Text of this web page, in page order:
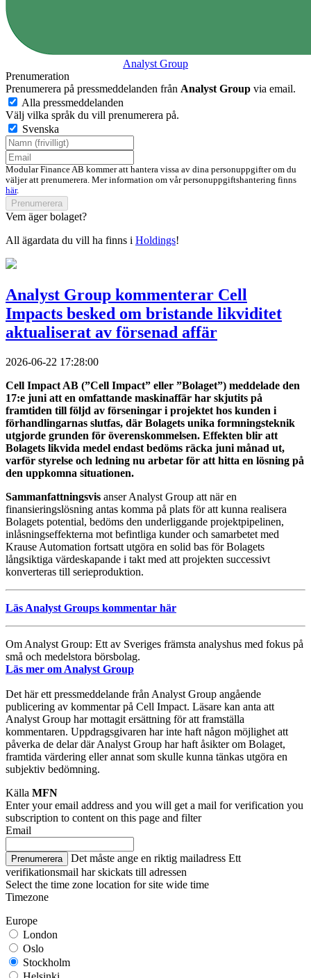
Analyst Group
Prenumeration
Prenumerera på pressmeddelanden från Analyst Group via email.
Alla pressmeddelanden
Välj vilka språk du vill prenumerera på.
Svenska
Modular Finance AB kommer att hantera vissa av dina personuppgifter om du
väljer att prenumerera. Mer information om vår personuppgiftshantering finns
här.
Prenumerera
Vem äger bolaget?
All ägardata du vill ha finns i Holdings!
Analyst Group kommenterar Cell
Impacts besked om bristande likviditet
aktualiserat av försenad affär
2026-06-22 17:28:00
Cell Impact AB (”Cell Impact” eller ”Bolaget”) meddelade den
17:e juni att en omfattande maskinaffär har skjutits på
framtiden till följd av förseningar i projektet hos kunden i
förhandlingarnas slutfas, där Bolagets unika formningsteknik
utgjorde grunden för överenskommelsen. Effekten blir att
Bolagets likvida medel endast bedöms räcka juni månad ut,
varför styrelse och ledning nu arbetar för att hitta en lösning på
den uppkomna situationen.
Sammanfattningsvis anser Analyst Group att när en
finansieringslösning antas komma på plats för att kunna realisera
Bolagets potential, bedöms den underliggande projektpipelinen,
inlåsningseffekterna mot befintliga kunder och samarbetet med
Krause Automation fortsatt utgöra en solid bas för Bolagets
långsiktiga värdeskapande i takt med att projekten successivt
konverteras till serieproduktion.
Läs Analyst Groups kommentar här
Om Analyst Group: Ett av Sveriges främsta analyshus med fokus på
små och medelstora börsbolag.
Läs mer om Analyst Group
Det här ett pressmeddelande från Analyst Group angående
publicering av kommentar på Cell Impact. Läsare kan anta att
Analyst Group har mottagit ersättning för att framställa
kommentaren. Uppdragsgivaren har inte haft någon möjlighet att
påverka de delar där Analyst Group har haft åsikter om Bolaget,
framtida värdering eller annat som skulle kunna tänkas utgöra en
subjektiv bedömning.
Källa MFN
Enter your email address and you will get a mail for verification you
subscription to content on this page and filter
Email
Prenumerera Det måste ange en riktig mailadress Ett
verifikationsmail har skickats till adressen
Select the time zone location for site wide time
Timezone
Europe
London
Oslo
Stockholm